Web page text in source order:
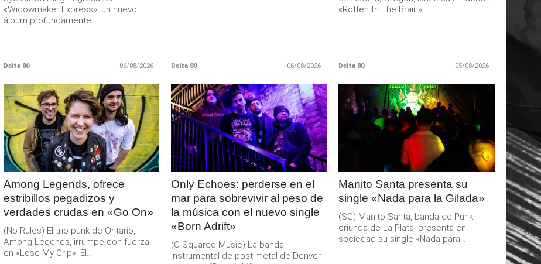
«Widowmaker Express», un nuevo
álbum profundamente...
Delta 80 06/08/2026 Delta 80 06/08/2026
«Rotten In The Brain»,...
Delta 80 05/08/2026
LEER
MAS
Among Legends, ofrece
estribillos pegadizos y
verdades crudas en «Go On»
(No Rules) El trío punk de Ontario,
Among Legends, irrumpe con fuerza
en «Lose My Grip». El...
LEER
MAS
Only Echoes: perderse en el
mar para sobrevivir al peso de
la música con el nuevo single
«Born Adrift»
(C Squared Music) La banda
instrumental de post-metal de Denver
LEER
MAS
Manito Santa presenta su
single «Nada para la Gilada»
(SG) Manito Santa, banda de Punk
oriunda de La Plata, presenta en
sociedad su single «Nada para...